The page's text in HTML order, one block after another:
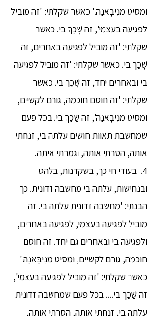
ומסיט מנִיבָּאנַה.' כאשר שקלתי: 'זה מוביל
לפגיעה בעצמי', זה שָׁכַךְ בי. כאשר
שקלתי: 'זה מוביל לפגיעה באחרים, זה
שָׁכַךְ בי. כאשר שקלתי: 'זה מוביל לפגיעה
בי ובאחרים יחד, זה שָׁכַךְ בי. כאשר
שקלתי: 'זה חוסם חוכמה, גורם לקשיים,
ומסיט מנִיבָּאנַה', זה שָׁכַךְ בי. בכל פעם
שמחשבת תאוות חושים עלתה בי, זנחתי
אותה, הסרתי אותה, וגמרתי איתה.
4. בעודי חי כך, בשקדנות, בלהט
ובנחישות, עלתה בי מחשבה זדונית. כך
הבנתי: 'מחשבה זדונית עלתה בי. זה
מוביל לפגיעה בעצמי, לפגיעה באחרים,
ולפגיעה בי ובאחרים גם יחד. זה חוסם
חוכמה, גורם לקשיים, ומסיט מנִיבָּאנַה.'
כאשר שקלתי: 'זה מוביל לפגיעה בעצמי',
זה שָׁכַךְ בי.... בכל פעם שמחשבה זדונית
עלתה בי, זנחתי אותה, הסרתי אותה,